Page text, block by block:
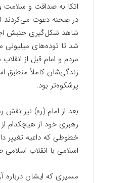
اتکا به صداقت و سلامت
در صحنه دعوت می‌کردند
شاهد شکل‌گیری جنبش
شد تا توده‌های میلیونی
مردم و امام قبل از
زندگی‌شان کاملاً منطبق
پرشکوه‌تر بود.
بعد از امام (ره) نیز
رهبری خود از هیچکدام
خطوطی که داعیه تغییر
اسلامی با انقلاب
مسیری که ایشان درباره